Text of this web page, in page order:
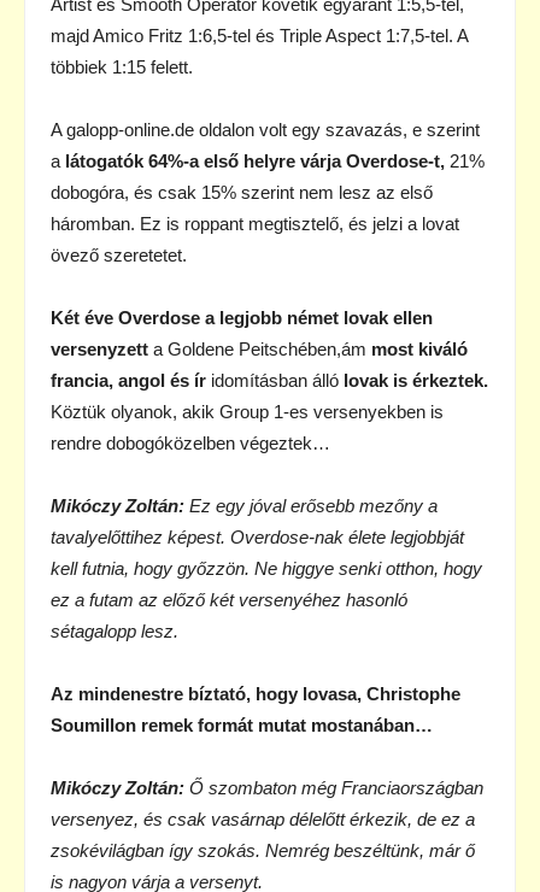
majd Amico Fritz 1:6,5-tel és Triple Aspect 1:7,5-tel. A
többiek 1:15 felett.
A galopp-online.de oldalon volt egy szavazás, e szerint
a látogatók 64%-a első helyre várja Overdose-t, 21%
dobogóra, és csak 15% szerint nem lesz az első
háromban. Ez is roppant megtisztelő, és jelzi a lovat
övező szeretetet.
Két éve Overdose a legjobb német lovak ellen
versenyzett a Goldene Peitschében,ám most kiváló
francia, angol és ír idomításban álló lovak is érkeztek.
Köztük olyanok, akik Group 1-es versenyekben is
rendre dobogóközelben végeztek…
Mikóczy Zoltán: Ez egy jóval erősebb mezőny a
tavalyelőttihez képest. Overdose-nak élete legjobbját
kell futnia, hogy győzzön. Ne higgye senki otthon, hogy
ez a futam az előző két versenyéhez hasonló
sétagalopp lesz.
Az mindenestre bíztató, hogy lovasa, Christophe
Soumillon remek formát mutat mostanában…
Mikóczy Zoltán: Ő szombaton még Franciaországban
versenyez, és csak vasárnap délelőtt érkezik, de ez a
zsokévilágban így szokás. Nemrég beszéltünk, már ő
is nagyon várja a versenyt.